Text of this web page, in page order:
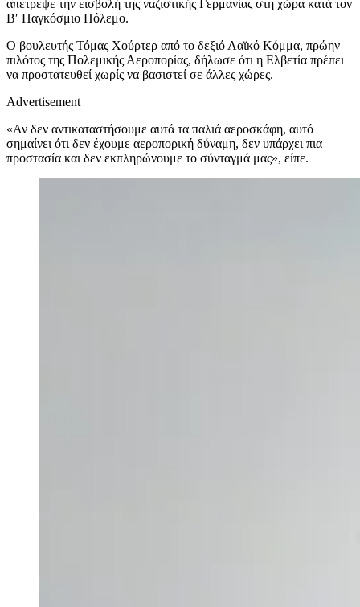
απέτρεψε την εισβολή της ναζιστικής Γερμανίας στη χώρα κατά τον
Β′ Παγκόσμιο Πόλεμο.
Ο βουλευτής Τόμας Χούρτερ από το δεξιό Λαϊκό Κόμμα, πρώην
πιλότος της Πολεμικής Αεροπορίας, δήλωσε ότι η Ελβετία πρέπει
να προστατευθεί χωρίς να βασιστεί σε άλλες χώρες.
Advertisement
«Αν δεν αντικαταστήσουμε αυτά τα παλιά αεροσκάφη, αυτό
σημαίνει ότι δεν έχουμε αεροπορική δύναμη, δεν υπάρχει πια
προστασία και δεν εκπληρώνουμε το σύνταγμά μας», είπε.